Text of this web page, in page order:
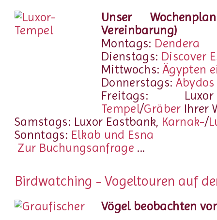
Unser
Vereinbarung)
Montags: Dendera
Dienstags: Discover
Mittwochs:Ägypten
Donnerstags: Abydos
Freitags:
Tempel/Gräber Ihrer
Samstags: Luxor Eastbank, Karnak-/
Sonntags: Elkab und Esna
Zur Buchungsanfrage ...
Birdwatching - Vogeltouren auf
Vögel beobachten